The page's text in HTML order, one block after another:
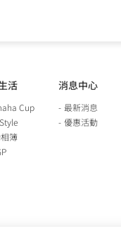
活
Cup
簿
消息中心
最新消息
優惠活動